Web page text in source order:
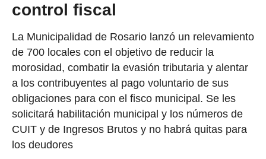
control fiscal
La Municipalidad de Rosario lanzó un relevamiento
de 700 locales con el objetivo de reducir la
morosidad, combatir la evasión tributaria y alentar
a los contribuyentes al pago voluntario de sus
obligaciones para con el fisco municipal. Se les
solicitará habilitación municipal y los números de
CUIT y de Ingresos Brutos y no habrá quitas para
los deudores